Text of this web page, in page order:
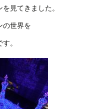
見てきました。
世界を
。